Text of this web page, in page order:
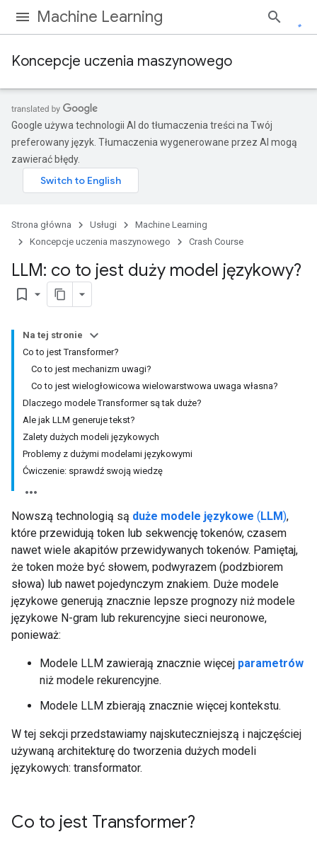
Machine Learning
Koncepcje uczenia maszynowego
Google używa technologii AI do tłumaczenia treści na Twój
preferowany język. Tłumaczenia wygenerowane przez AI mogą
zawierać błędy.
Strona główna Usługi
Machine Learning
Koncepcje uczenia maszynowego
Crash Course
LLM: co to jest duży model językowy?
bookmark_border
Na tej stronie
Co to jest Transformer?
Co to jest mechanizm uwagi?
Co to jest wielogłowicowa wielowarstwowa uwaga własna?
Dlaczego modele Transformer są tak duże?
Ale jak LLM generuje tekst?
Zalety dużych modeli językowych
Problemy z dużymi modelami językowymi
Ćwiczenie: sprawdź swoją wiedzę
Nowszą technologią są duże modele językowe (LLM),
które przewidują token lub sekwencję tokenów, czasem
nawet wiele akapitów przewidywanych tokenów. Pamiętaj,
że token może być słowem, podwyrazem (podzbiorem
słowa) lub nawet pojedynczym znakiem. Duże modele
językowe generują znacznie lepsze prognozy niż modele
językowe N-gram lub rekurencyjne sieci neuronowe,
ponieważ:
Modele LLM zawierają znacznie więcej parametrów
niż modele rekurencyjne.
Modele LLM zbierają znacznie więcej kontekstu.
W tej sekcji przedstawiamy najskuteczniejszą i najczęściej
używaną architekturę do tworzenia dużych modeli
językowych: transformator.
Co to jest Transformer?